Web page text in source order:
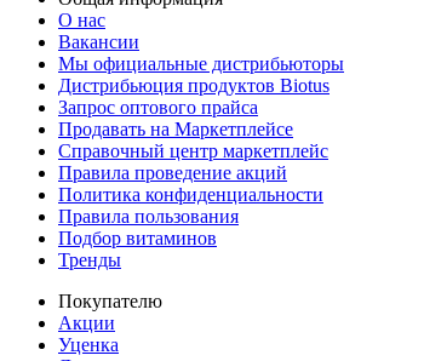
О нас
Вакансии
Мы официальные дистрибьюторы
Дистрибьюция продуктов Biotus
Запрос оптового прайса
Продавать на Маркетплейсе
Справочный центр маркетплейс
Правила проведение акций
Политика конфиденциальности
Правила пользования
Подбор витаминов
Тренды
Покупателю
Акции
Уценка